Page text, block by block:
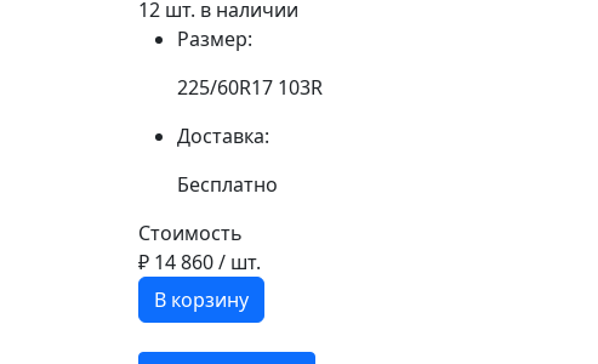
12 шт. в наличии
Размер:
225/60R17 103R
Доставка:
Бесплатно
Стоимость
₽ 14 860/ шт.
В корзину